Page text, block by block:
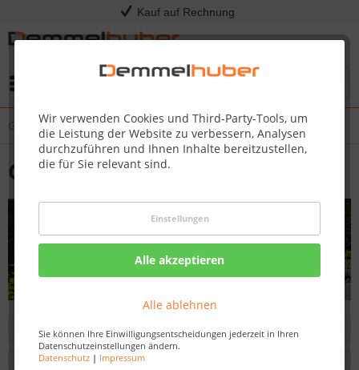
Kauf auf Rechnung
Wir verwenden Cookies und Third-Party-Tools, um
die Leistung der Website zu verbessern, Analysen
durchzuführen und Ihnen Inhalte bereitzustellen,
die für Sie relevant sind.
Einstellungen
Alle akzeptieren
Alle ablehnen
Sie können Ihre Einwilligungsentscheidungen jederzeit in Ihren
Datenschutzeinstellungen ändern.
Datenschutz| Impressum
Gartenmöbel
Gartenmöbel
Filtern